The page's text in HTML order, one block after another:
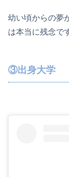
幼い頃からの夢
は本当に残念で
③出身大学